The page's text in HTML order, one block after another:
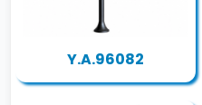
Y.A.96082